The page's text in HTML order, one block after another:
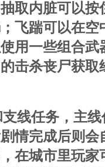
取内脏可以按
飞踹可以在空
用一些组合武
击杀丧尸获取
线任务，主
情完成后则会
在城市里玩家